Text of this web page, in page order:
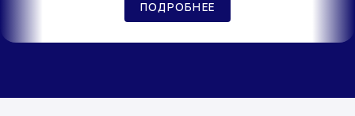
ПОДРОБНЕЕ